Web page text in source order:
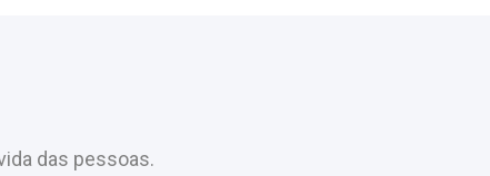
das pessoas.